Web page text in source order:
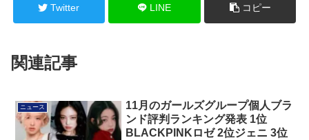
Twitter LINE コピー
関連記事
ニュース
11月のガールズグループ個人ブラ
ンド評判ランキング発表 1位
BLACKPINKロゼ 2位ジェニ 3位